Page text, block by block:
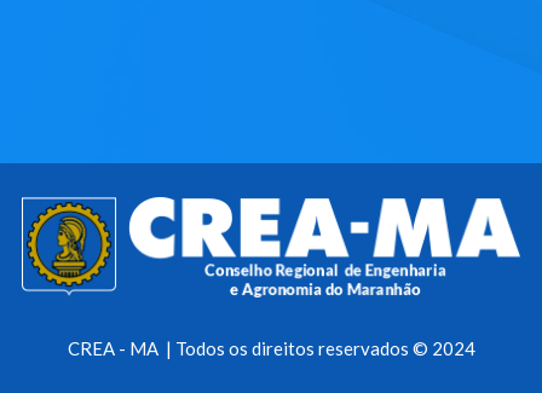
CREA - MA | Todos os direitos reservados © 2024